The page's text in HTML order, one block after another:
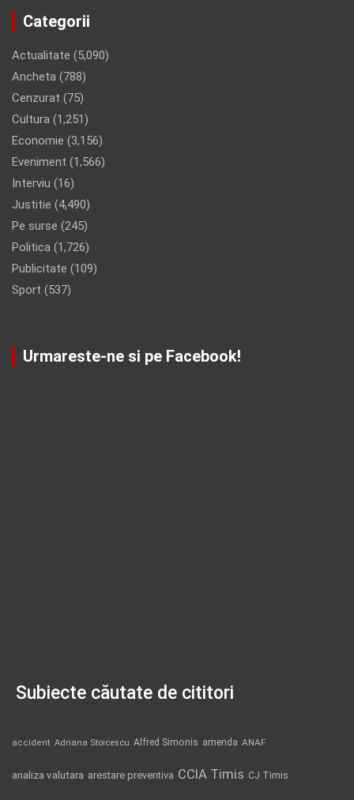
Categorii
Actualitate (5,090)
Ancheta (788)
Cenzurat (75)
Cultura (1,251)
Economie (3,156)
Eveniment (1,566)
Interviu (16)
Justitie (4,490)
Pe surse (245)
Politica (1,726)
Publicitate (109)
Sport (537)
Urmareste-ne si pe Facebook!
Subiecte căutate de cititori
accident Adriana Stoicescu Alfred Simonis amenda ANAF
analiza valutara arestare preventiva CCIA Timis CJ Timis